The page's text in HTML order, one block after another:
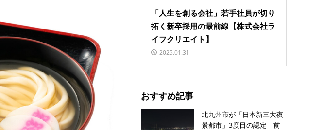
「人生を創る会社」若手社員が切り
拓く新卒採用の最前線【株式会社ラ
イフクリエイト】
2025.01.31
おすすめ記事
北九州市が「日本新三大夜
景都市」3度目の認定 前